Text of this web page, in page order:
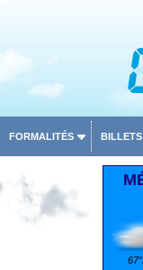
FORMALITÉS